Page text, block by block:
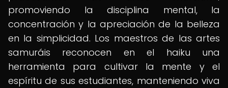
promoviendo la disciplina mental, la
concentración y la apreciación de la belleza
en la simplicidad. Los maestros de las artes
samuráis reconocen en el haiku una
herramienta para cultivar la mente y el
espíritu de sus estudiantes, manteniendo viva